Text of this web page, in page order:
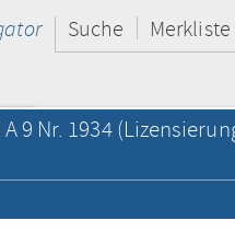
Suche Merkliste
9 Nr. 1934